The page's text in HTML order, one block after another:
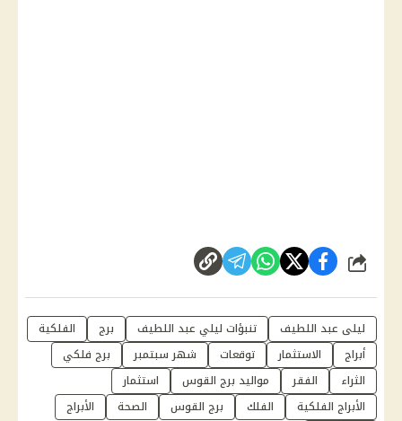
شارك
ليلى عبد اللطيف تنبؤات ليلي عبد اللطيف برج
الفلكية
أبراج
الاستثمار توقعات شهر سبتمبر
برج فلكي
الثراء
الفقر مواليد برج القوس
استثمار
الأبراج الفلكية
الفلك برج القوس الصحة
الأبراج